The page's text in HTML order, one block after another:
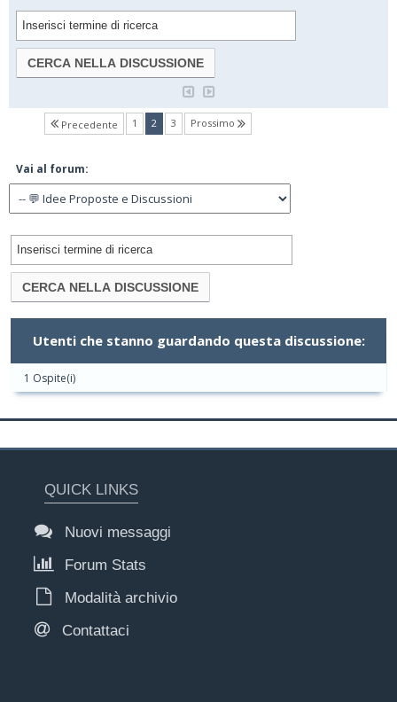
Precedente 1 2(current)
3 Prossimo
Vai al forum:
Utenti che stanno guardando questa discussione:
1 Ospite(i)
QUICK LINKS
Nuovi messaggi
Forum Stats
Modalità archivio
Contattaci